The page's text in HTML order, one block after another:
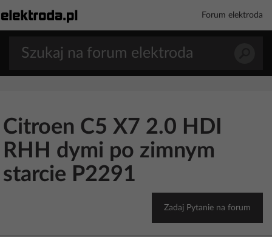
Forum elektroda
Citroen C5 X7 2.0 HDI
RHH dymi po zimnym
starcie P2291
Zadaj Pytanie na forum